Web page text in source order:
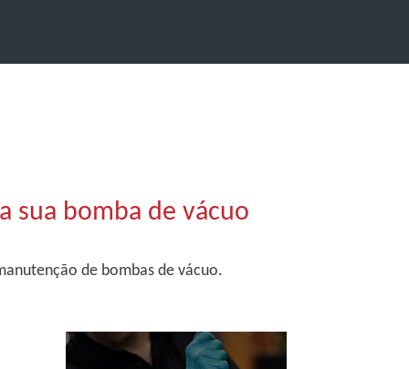
sua bomba de vácuo
de bombas de vácuo.